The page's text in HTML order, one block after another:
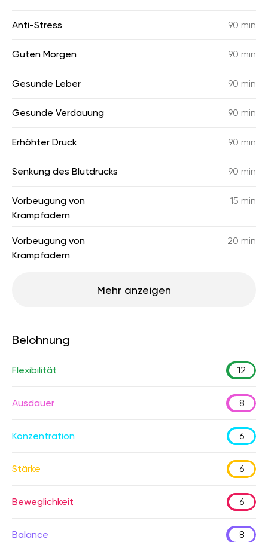
Anti-Stress 90 min
Guten Morgen 90 min
Gesunde Leber 90 min
Gesunde Verdauung 90 min
Erhöhter Druck 90 min
Senkung des Blutdrucks 90 min
Vorbeugung von
Krampfadern
15 min
Vorbeugung von
Krampfadern
20 min
Mehr anzeigen
Belohnung
Flexibilität 12
Ausdauer 8
Konzentration 6
Stärke 6
Beweglichkeit 6
Balance 8